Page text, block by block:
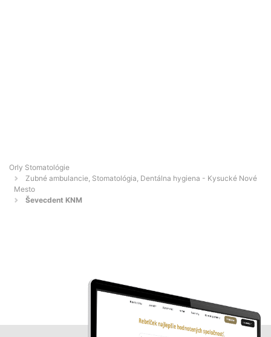
Orly Stomatológie
Zubné ambulancie, Stomatológia, Dentálna hygiena - Kysucké Nové
Mesto
Ševecdent KNM